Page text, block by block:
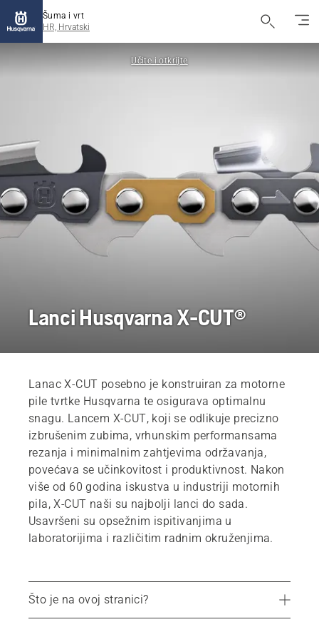
Šuma i vrt
HR, Hrvatski
Učite i otkrijte
Lanci Husqvarna X-CUT®
Lanac X-CUT posebno je konstruiran za motorne
pile tvrtke Husqvarna te osigurava optimalnu
snagu. Lancem X-CUT, koji se odlikuje precizno
izbrušenim zubima, vrhunskim performansama
rezanja i minimalnim zahtjevima održavanja,
povećava se učinkovitost i produktivnost. Nakon
više od 60 godina iskustva u industriji motornih
pila, X‑CUT naši su najbolji lanci do sada.
Usavršeni su opsežnim ispitivanjima u
laboratorijima i različitim radnim okruženjima.
Što je na ovoj stranici?
Prednosti lanca X-CUT